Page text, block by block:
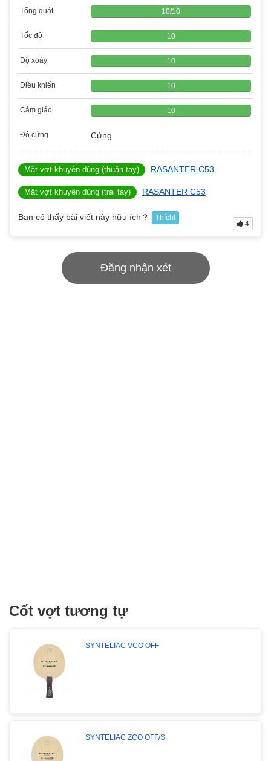
Tổng quát 10/10
Tốc độ 10
Độ xoáy 10
Điều khiển 10
Cảm giác 10
Độ cứng Cứng
Mặt vợt khuyên dùng (thuận tay) RASANTER C53
Mặt vợt khuyên dùng (trái tay) RASANTER C53
Bạn có thấy bài viết này hữu ích？ Thích!
4
Đăng nhận xét
Cốt vợt tương tự
SYNTELIAC VCO OFF
SYNTELIAC ZCO OFF/S